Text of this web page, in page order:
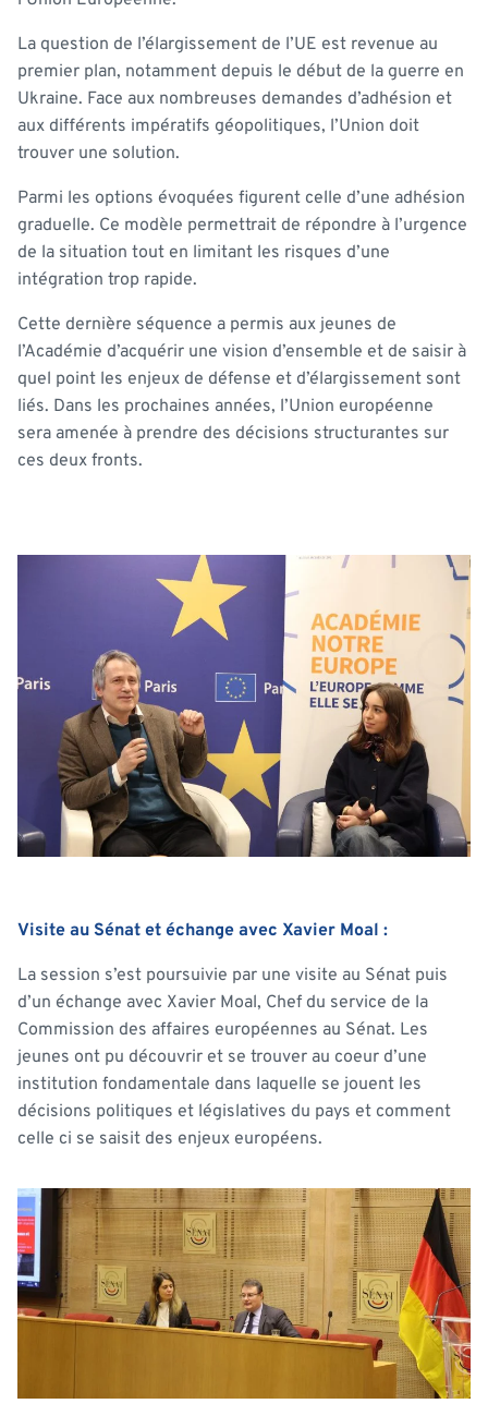
La question de l’élargissement de l’UE est revenue au
premier plan, notamment depuis le début de la guerre en
Ukraine. Face aux nombreuses demandes d’adhésion et
aux différents impératifs géopolitiques, l’Union doit
trouver une solution.
Parmi les options évoquées figurent celle d’une adhésion
graduelle. Ce modèle permettrait de répondre à l’urgence
de la situation tout en limitant les risques d’une
intégration trop rapide.
Cette dernière séquence a permis aux jeunes de
l’Académie d’acquérir une vision d’ensemble et de saisir à
quel point les enjeux de défense et d’élargissement sont
liés. Dans les prochaines années, l’Union européenne
sera amenée à prendre des décisions structurantes sur
ces deux fronts.
Visite au Sénat et échange avec Xavier Moal :
La session s’est poursuivie par une visite au Sénat puis
d’un échange avec Xavier Moal, Chef du service de la
Commission des affaires européennes au Sénat. Les
jeunes ont pu découvrir et se trouver au coeur d’une
institution fondamentale dans laquelle se jouent les
décisions politiques et législatives du pays et comment
celle ci se saisit des enjeux européens.